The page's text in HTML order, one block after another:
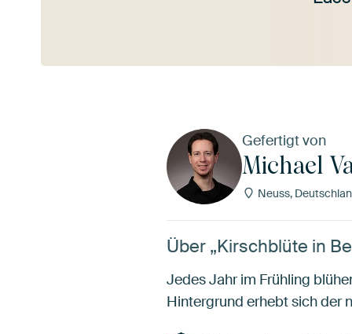
Gefertigt von
Michael
Neuss,
Über „Kirschblüte in
Jedes Jahr im Frühling
Hintergrund erhebt sich der